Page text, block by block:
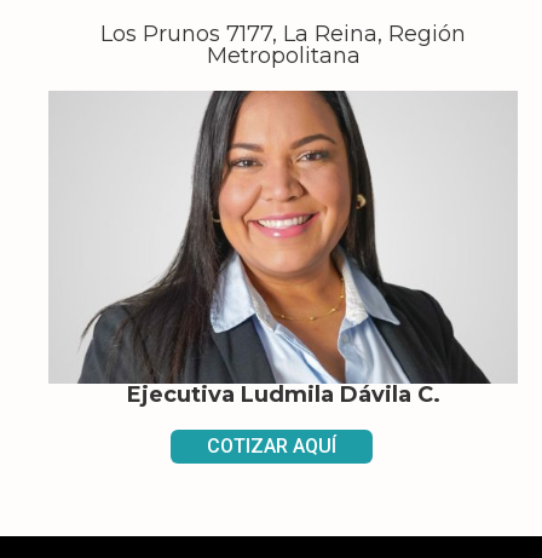
Los Prunos 7177, La Reina, Región
Metropolitana
Ejecutiva Ludmila Dávila C.
COTIZAR AQUÍ